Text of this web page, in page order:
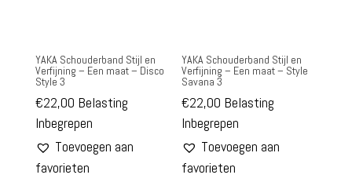
YAKA Schouderband Stijl en
Verfijning – Een maat – Disco
Style 3
€22,00 Belasting
Inbegrepen
Toevoegen aan
favorieten
YAKA Schouderband Stijl en
Verfijning – Een maat – Style
Savana 3
€22,00 Belasting
Inbegrepen
Toevoegen aan
favorieten